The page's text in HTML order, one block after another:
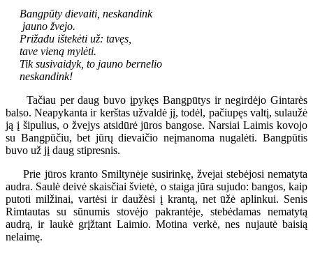
Bangpūty dievaiti, neskandink
jauno žvejo.
Prižadu ištekėti už: tavęs,
tave vieną mylėti.
Tik susivaidyk, to jauno bernelio
neskandink!
Tačiau per daug buvo įpykęs Bangpūtys ir negirdėjo Gintarės
balso. Neapykanta ir kerštas užvaldė jį, todėl, pačiupęs valtį, sulaužė
ją į šipulius, o žvejys atsidūrė jūros bangose. Narsiai Laimis kovojo
su Bangpūčiu, bet jūrų dievaičio neįmanoma nugalėti. Bangpūtis
buvo už jį daug stipresnis.
Prie jūros kranto Smiltynėje susirinkę, žvejai stebėjosi nematyta
audra. Saulė deivė skaisčiai švietė, o staiga jūra sujudo: bangos, kaip
putoti milžinai, vartėsi ir daužėsi į krantą, net ūžė aplinkui. Senis
Rimtautas su sūnumis stovėjo pakrantėje, stebėdamas nematytą
audrą, ir laukė grįžtant Laimio. Motina verkė, nes nujautė baisią
nelaimę.